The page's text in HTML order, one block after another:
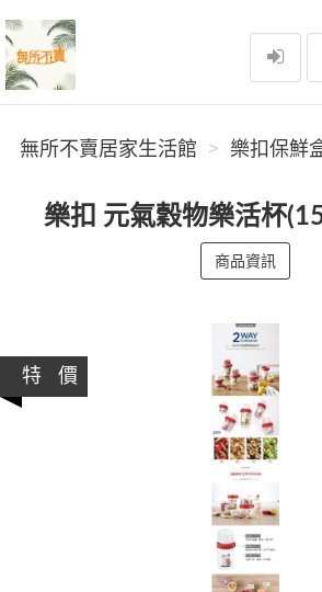
無所不賣居家生活館
無所不賣居家生活館 樂扣保鮮
樂扣 元氣穀物樂活杯
商品資訊
特 價